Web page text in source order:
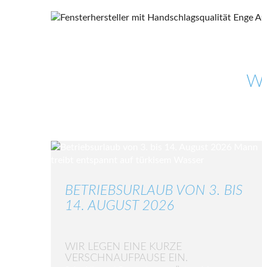
BETRIEBSURLAUB VON 3. BIS
14. AUGUST 2026
WIR LEGEN EINE KURZE
VERSCHNAUFPAUSE EIN.